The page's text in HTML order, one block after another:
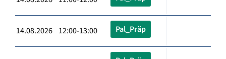
14.08.2026 12:00-13:00 Pal_Präp